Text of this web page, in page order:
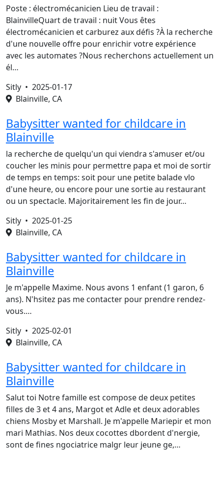
Poste : électromécanicien Lieu de travail :
BlainvilleQuart de travail : nuit Vous êtes
électromécanicien et carburez aux défis ?À la recherche
d'une nouvelle offre pour enrichir votre expérience
avec les automates ?Nous recherchons actuellement un
él…
Sitly • 2025-01-17
Blainville, CA
Babysitter wanted for childcare in
Blainville
la recherche de quelqu'un qui viendra s'amuser et/ou
coucher les minis pour permettre papa et moi de sortir
de temps en temps: soit pour une petite balade vlo
d'une heure, ou encore pour une sortie au restaurant
ou un spectacle. Majoritairement les fin de jour…
Sitly • 2025-01-25
Blainville, CA
Babysitter wanted for childcare in
Blainville
Je m'appelle Maxime. Nous avons 1 enfant (1 garon, 6
ans). N'hsitez pas me contacter pour prendre rendez-
vous.…
Sitly • 2025-02-01
Blainville, CA
Babysitter wanted for childcare in
Blainville
Salut toi Notre famille est compose de deux petites
filles de 3 et 4 ans, Margot et Adle et deux adorables
chiens Mosby et Marshall. Je m'appelle Mariepir et mon
mari Mathias. Nos deux cocottes dbordent d'nergie,
sont de fines ngociatrice malgr leur jeune ge,…